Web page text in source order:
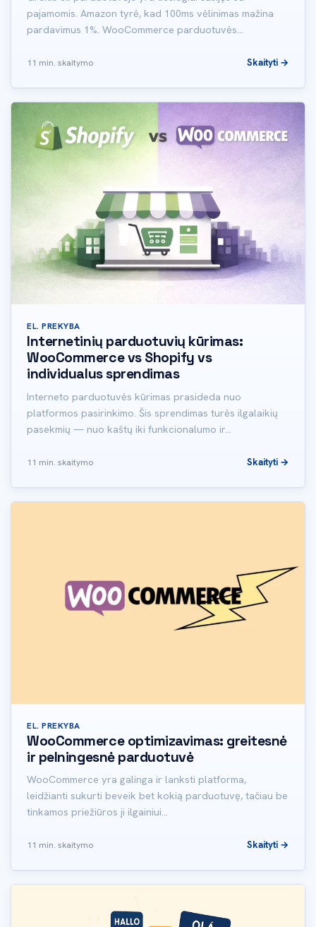
pajamomis. Amazon tyrė, kad 100ms vėlinimas mažina
pardavimus 1%. WooCommerce parduotuvės…
11 min. skaitymo Skaityti →
EL. PREKYBA
Internetinių parduotuvių kūrimas:
WooCommerce vs Shopify vs
individualus sprendimas
Interneto parduotuvės kūrimas prasideda nuo
platformos pasirinkimo. Šis sprendimas turės ilgalaikių
pasekmių — nuo kaštų iki funkcionalumo ir…
11 min. skaitymo Skaityti →
EL. PREKYBA
WooCommerce optimizavimas: greitesnė
ir pelningesnė parduotuvė
WooCommerce yra galinga ir lanksti platforma,
leidžianti sukurti beveik bet kokią parduotuvę, tačiau be
tinkamos priežiūros ji ilgainiui…
11 min. skaitymo Skaityti →